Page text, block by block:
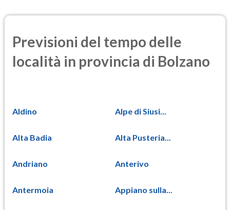
Previsioni del tempo delle
località in provincia di Bolzano
Aldino Alpe di Siusi...
Alta Badia Alta Pusteria...
Andriano Anterivo
Antermoia Appiano sulla...